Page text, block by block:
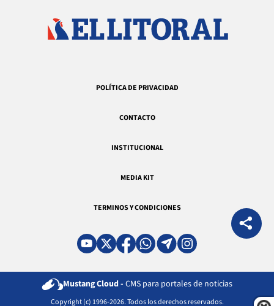
POLÍTICA DE PRIVACIDAD
CONTACTO
INSTITUCIONAL
MEDIA KIT
TERMINOS Y CONDICIONES
Mustang Cloud - CMS para portales de noticias
Copyright (c) 1996-2026. Todos los derechos reservados.